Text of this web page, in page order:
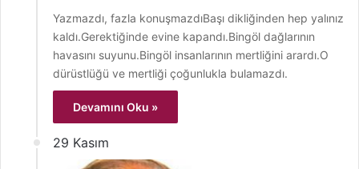
Yazmazdı, fazla konuşmazdıBaşı dikliğinden hep yalınız
kaldı.Gerektiğinde evine kapandı.Bingöl dağlarının
havasını suyunu.Bingöl insanlarının mertliğini arardı.O
dürüstlüğü ve mertliği çoğunlukla bulamazdı.
Devamını Oku »
29 Kasım